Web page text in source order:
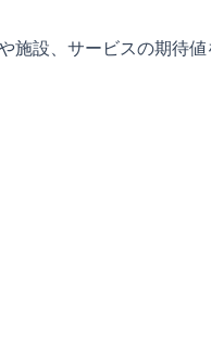
設、サービスの期待値